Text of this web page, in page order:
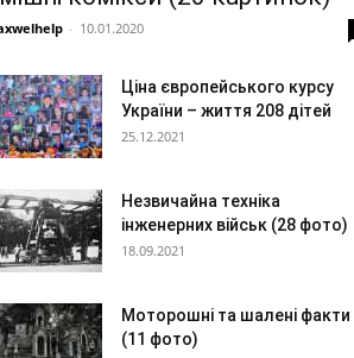
- 10.01.2020
Ціна європейського курсу
України – життя 208 дітей
25.12.2021
Незвичайна техніка
інженерних військ (28 фото)
18.09.2021
Моторошні та шалені факти
(11 фото)